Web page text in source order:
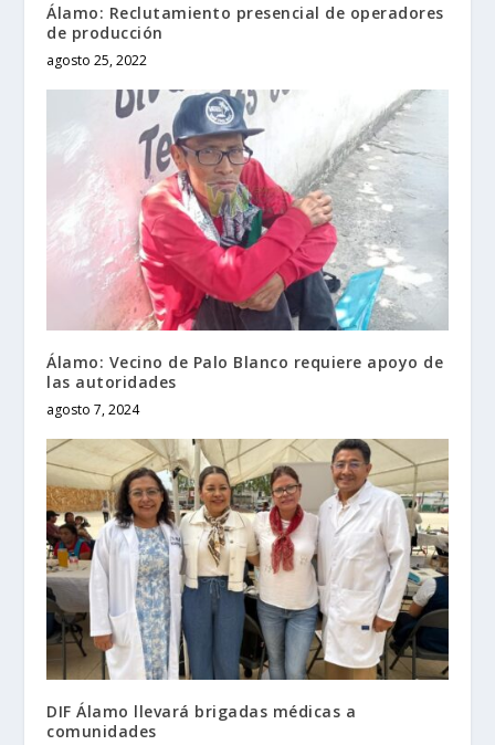
Álamo: Reclutamiento presencial de operadores
de producción
agosto 25, 2022
Álamo: Vecino de Palo Blanco requiere apoyo de
las autoridades
agosto 7, 2024
DIF Álamo llevará brigadas médicas a
comunidades